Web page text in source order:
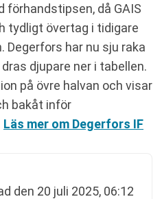
förhandstipsen, då GAIS
tydligt övertag i tidigare
Degerfors har nu sju raka
djupare ner i tabellen.
på övre halvan och visar
bakåt inför
Läs mer om Degerfors IF
den 20 juli 2025, 06:12